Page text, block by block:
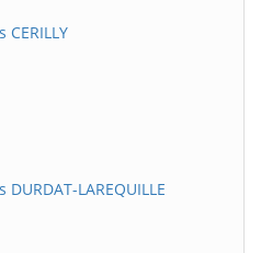
LAREQUILLE